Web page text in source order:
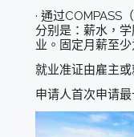
· 通过COMPASS
分别是：薪水，
业。固定月薪至
就业准证由雇主
申请人首次申请